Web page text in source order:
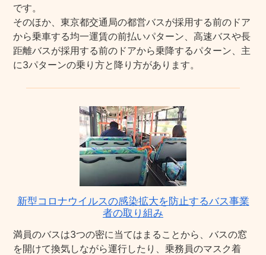
です。
そのほか、東京都交通局の都営バスが採用する前のドア
から乗車する均一運賃の前払いパターン、高速バスや長
距離バスが採用する前のドアから乗降するパターン、主
に3パターンの乗り方と降り方があります。
新型コロナウイルスの感染拡大を防止するバス事業
者の取り組み
満員のバスは3つの密に当てはまることから、バスの窓
を開けて換気しながら運行したり、乗務員のマスク着